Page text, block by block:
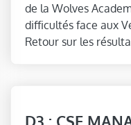
de la Wolves
difficultés face aux
Retour sur les
D3 : CSE